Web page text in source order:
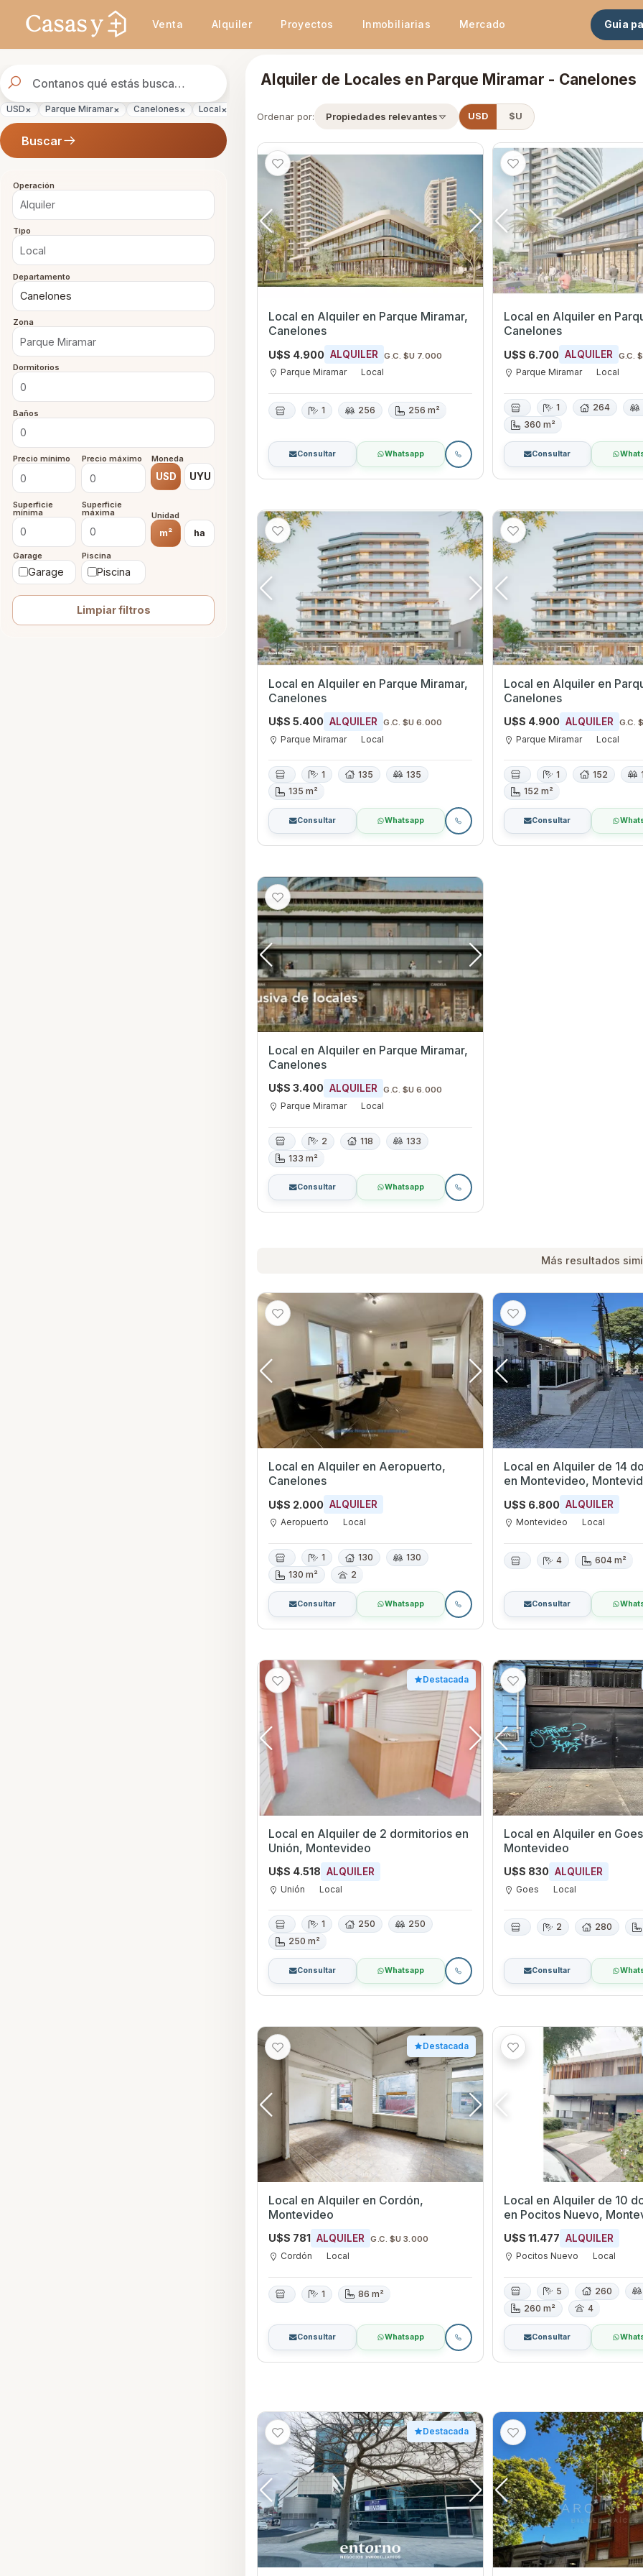
Venta Alquiler Proyectos Inmobiliarias Mercado Guia
de
propiedades
USD× Parque Miramar× Canelones× Local ×
Buscar
Operación
Tipo
Departamento
Zona
Dormitorios
Baños
Precio mínimo Precio máximo Moneda
USD UYU
Superficie
mínima
Superficie
máxima Unidad
m² ha
Garage
Garage
Piscina
Piscina
Limpiar filtros
Alquiler de Locales en Parque Miramar - Canelones
Ordenar por: Propiedades relevantes USD $U
Local en Alquiler en Parque Miramar,
Canelones
U$S 4.900 ALQUILER G.C. $U 7.000
Parque Miramar Local
1 256 256 m²
Consultar Whatsapp
Local en Alquiler en Parque Miramar,
Canelones
U$S 6.700 ALQUILER G.C.
Parque Miramar Local
1 264
360 m²
Consultar
Local en Alquiler en Parque Miramar,
Canelones
U$S 5.400 ALQUILER G.C. $U 6.000
Parque Miramar Local
1 135
135
135 m²
Consultar Whatsapp
Local en Alquiler en Parque Miramar,
Canelones
U$S 4.900 ALQUILER G.C.
Parque Miramar Local
1 152
152 m²
Consultar
Local en Alquiler en Parque Miramar,
Canelones
U$S 3.400 ALQUILER G.C. $U 6.000
Parque Miramar Local
2 118
133
133 m²
Consultar Whatsapp
Más resultados
Local en Alquiler en Aeropuerto,
Canelones
U$S 2.000 ALQUILER
Aeropuerto Local
1 130
130
130 m²
2
Consultar Whatsapp
Local en Alquiler de 14
en Montevideo,
U$S 6.800 ALQUILER
Montevideo Local
4 604 m²
Consultar
Destacada
Local en Alquiler de 2 dormitorios en
Unión, Montevideo
U$S 4.518 ALQUILER
Unión Local
1 250
250
250 m²
Consultar Whatsapp
Local en Alquiler en Goes,
Montevideo
U$S 830 ALQUILER
Goes Local
2 280
Consultar
Destacada
Local en Alquiler en Cordón,
Montevideo
U$S 781 ALQUILER G.C. $U 3.000
Cordón Local
1 86 m²
Consultar Whatsapp
Local en Alquiler de 10
en Pocitos Nuevo,
U$S 11.477 ALQUILER
Pocitos Nuevo Local
5 260
260 m²
4
Consultar
Destacada